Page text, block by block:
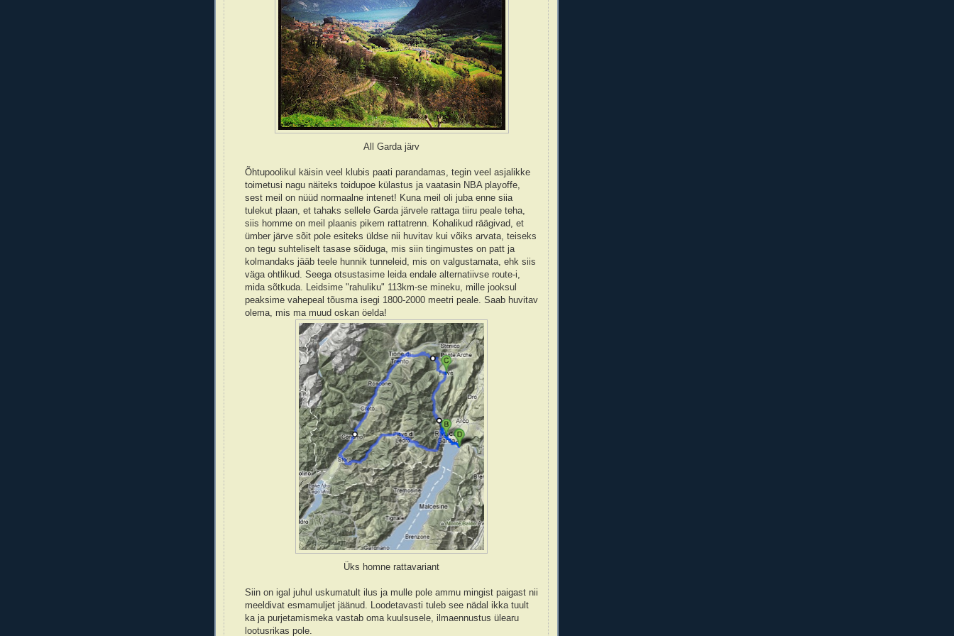
All Garda järv
Õhtupoolikul käisin veel klubis paati parandamas, tegin veel asjalikke
toimetusi nagu näiteks toidupoe külastus ja vaatasin NBA playoffe,
sest meil on nüüd normaalne intenet! Kuna meil oli juba enne siia
tulekut plaan, et tahaks sellele Garda järvele rattaga tiiru peale teha,
siis homme on meil plaanis pikem rattatrenn. Kohalikud räägivad, et
ümber järve sõit pole esiteks üldse nii huvitav kui võiks arvata, teiseks
on tegu suhteliselt tasase sõiduga, mis siin tingimustes on patt ja
kolmandaks jääb teele hunnik tunneleid, mis on valgustamata, ehk siis
väga ohtlikud. Seega otsustasime leida endale alternatiivse route-i,
mida sõtkuda. Leidsime "rahuliku" 113km-se mineku, mille jooksul
peaksime vahepeal tõusma isegi 1800-2000 meetri peale. Saab huvitav
olema, mis ma muud oskan öelda!
Üks homne rattavariant
Siin on igal juhul uskumatult ilus ja mulle pole ammu mingist paigast nii
meeldivat esmamuljet jäänud. Loodetavasti tuleb see nädal ikka tuult
ka ja purjetamismeka vastab oma kuulsusele, ilmaennustus ülearu
lootusrikas pole.